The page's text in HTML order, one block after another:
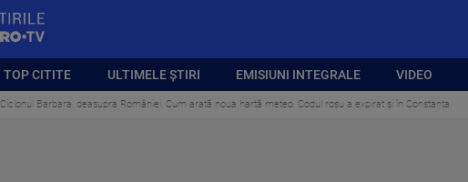
TOP CITITE ULTIMELE ȘTIRI EMISIUNI INTEGRALE VIDEO
Ciclonul Barbara, deasupra României. Cum arată noua hartă meteo. Codul roșu a expirat și în Constanța